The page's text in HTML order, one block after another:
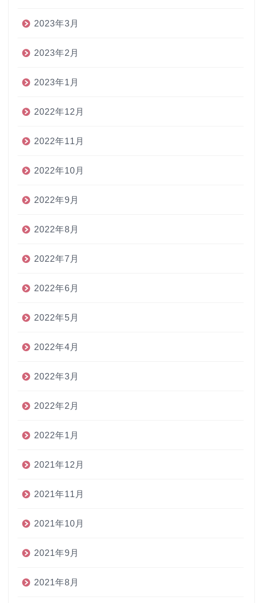
2023年3月
2023年2月
2023年1月
2022年12月
2022年11月
2022年10月
2022年9月
2022年8月
2022年7月
2022年6月
2022年5月
2022年4月
2022年3月
2022年2月
2022年1月
2021年12月
2021年11月
2021年10月
2021年9月
2021年8月